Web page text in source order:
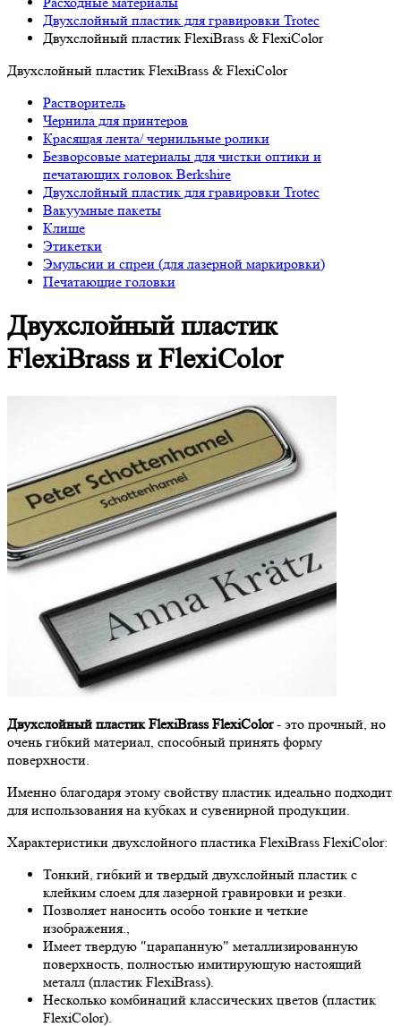
Двухслойный пластик для гравировки Trotec
Двухслойный пластик FlexiBrass & FlexiColor
Двухслойный пластик FlexiBrass & FlexiColor
Растворитель
Чернила для принтеров
Красящая лента/ чернильные ролики
Безворсовые материалы для чистки оптики и
печатающих головок Berkshire
Двухслойный пластик для гравировки Trotec
Вакуумные пакеты
Клише
Этикетки
Эмульсии и спреи (для лазерной маркировки)
Печатающие головки
Двухслойный пластик
FlexiBrass и FlexiColor
Двухслойный пластик FlexiBrass FlexiColor- это прочный, но
очень гибкий материал, способный принять форму
поверхности.
Именно благодаря этому свойству пластик идеально подходит
для использования на кубках и сувенирной продукции.
Характеристики двухслойного пластика FlexiBrass FlexiColor:
Тонкий, гибкий и твердый двухслойный пластик с
клейким слоем для лазерной гравировки и резки.
Позволяет наносить особо тонкие и четкие
изображения.,
Имеет твердую "царапанную" металлизированную
поверхность, полностью имитирующую настоящий
металл (пластик FlexiBrass).
Несколько комбинаций классических цветов (пластик
FlexiColor).